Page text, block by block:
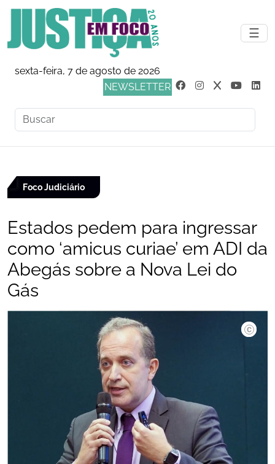
☰
sexta-feira, 7 de agosto de 2026
NEWSLETTER
Foco Judiciário
Estados pedem para ingressar
como ‘amicus curiae’ em ADI da
Abegás sobre a Nova Lei do
Gás
Arq/